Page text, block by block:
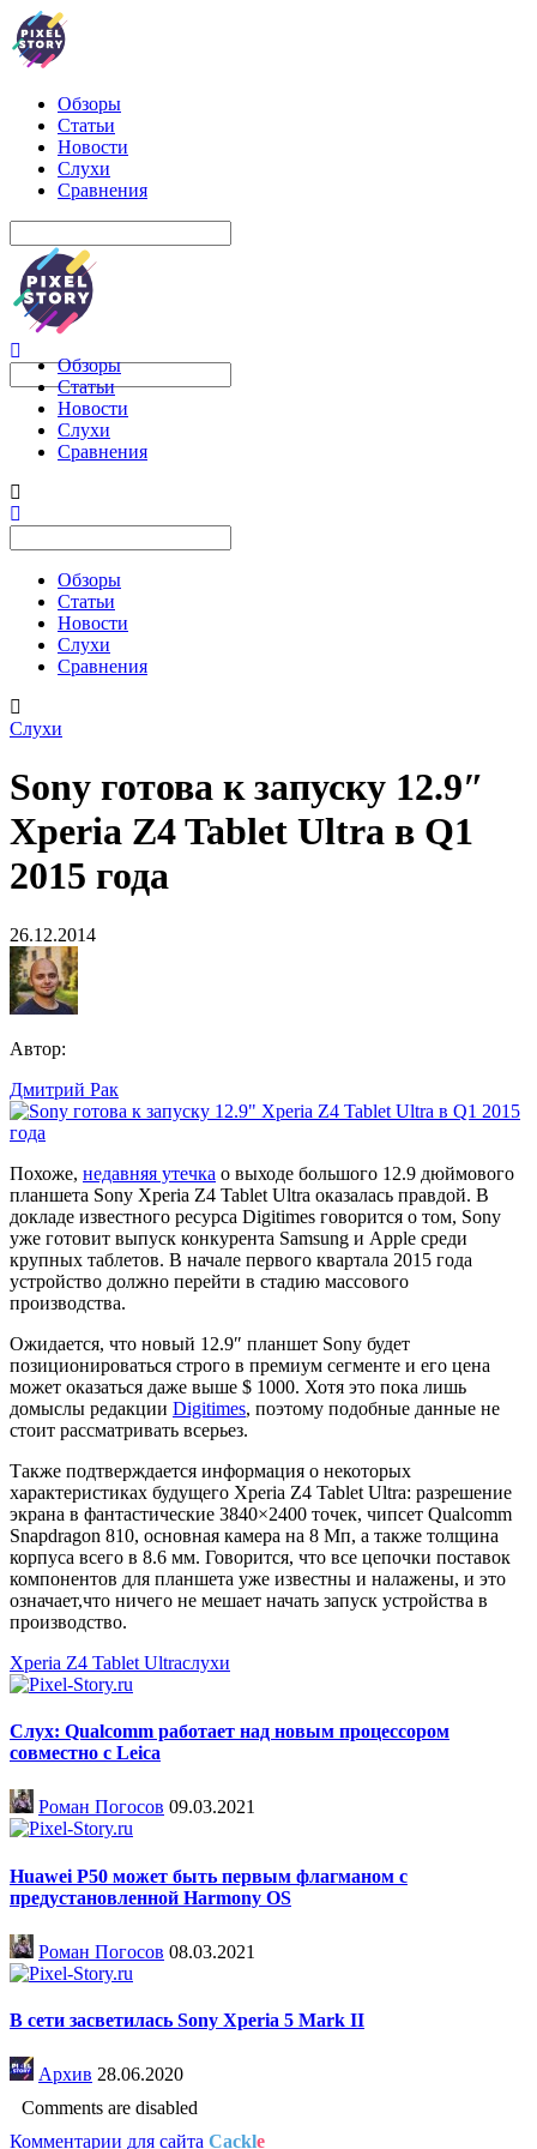
Обзоры
Статьи
Новости
Слухи
Сравнения
Обзоры
Статьи
Новости
Слухи
Сравнения
Обзоры
Статьи
Новости
Слухи
Сравнения
Слухи
Sony готова к запуску 12.9″
Xperia Z4 Tablet Ultra в Q1
2015 года
26.12.2014
Автор:
Дмитрий Рак
Sony
готова
к
запуску
12.9″
Xperia
Z4
Tablet
Ultra
в
Q1
2015
года
Похоже, недавняя утечка о выходе большого 12.9 дюймового
планшета Sony Xperia Z4 Tablet Ultra оказалась правдой. В
докладе известного ресурса Digitimes говорится о том, Sony
уже готовит выпуск конкурента Samsung и Apple среди
крупных таблетов. В начале первого квартала 2015 года
устройство должно перейти в стадию массового
производства.
Ожидается, что новый 12.9″ планшет Sony будет
позиционироваться строго в премиум сегменте и его цена
может оказаться даже выше $ 1000. Хотя это пока лишь
домыслы редакции Digitimes, поэтому подобные данные не
стоит рассматривать всерьез.
Также подтверждается информация о некоторых
характеристиках будущего Xperia Z4 Tablet Ultra: разрешение
экрана в фантастические 3840×2400 точек, чипсет Qualcomm
Snapdragon 810, основная камера на 8 Мп, а также толщина
корпуса всего в 8.6 мм. Говорится, что все цепочки поставок
компонентов для планшета уже известны и налажены, и это
означает,что ничего не мешает начать запуск устройства в
производство.
Xperia Z4 Tablet Ultraслухи
Слух: Qualcomm работает над новым процессором
совместно с Leica
Роман Погосов 09.03.2021
Huawei P50 может быть первым флагманом с
предустановленной Harmony OS
Роман Погосов 08.03.2021
В сети засветилась Sony Xperia 5 Mark II
Архив 28.06.2020
Comments are disabled
Комментарии для сайта Cackle